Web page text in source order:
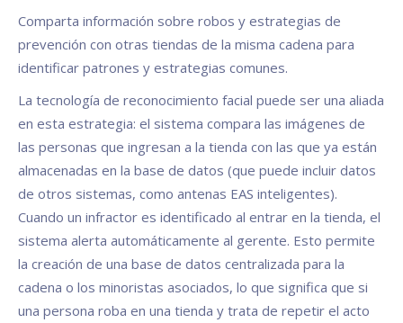
Comparta información sobre robos y estrategias de
prevención con otras tiendas de la misma cadena para
identificar patrones y estrategias comunes.
La tecnología de reconocimiento facial puede ser una aliada
en esta estrategia: el sistema compara las imágenes de
las personas que ingresan a la tienda con las que ya están
almacenadas en la base de datos (que puede incluir datos
de otros sistemas, como antenas EAS inteligentes).
Cuando un infractor es identificado al entrar en la tienda, el
sistema alerta automáticamente al gerente. Esto permite
la creación de una base de datos centralizada para la
cadena o los minoristas asociados, lo que significa que si
una persona roba en una tienda y trata de repetir el acto